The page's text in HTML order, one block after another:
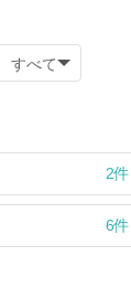
2件
6件